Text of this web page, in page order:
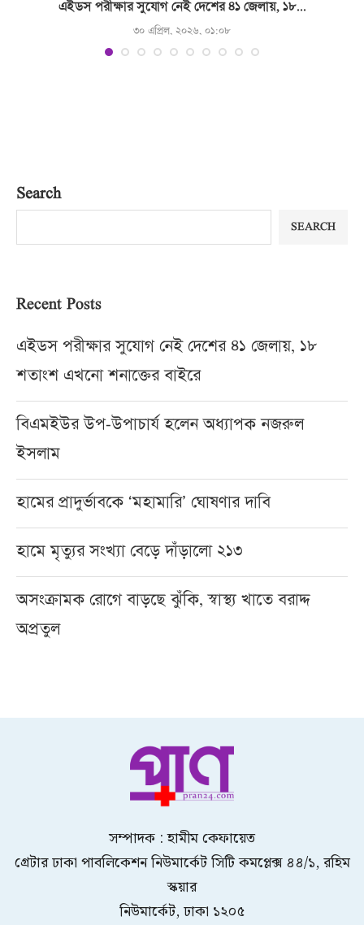
এইডস পরীক্ষার সুযোগ নেই দেশের ৪১ জেলায়, ১৮...
৩০ এপ্রিল, ২০২৬, ০১:০৮
Search
SEARCH
Recent Posts
এইডস পরীক্ষার সুযোগ নেই দেশের ৪১ জেলায়, ১৮
শতাংশ এখনো শনাক্তের বাইরে
বিএমইউর উপ-উপাচার্য হলেন অধ্যাপক নজরুল
ইসলাম
হামের প্রাদুর্ভাবকে ‘মহামারি’ ঘোষণার দাবি
হামে মৃত্যুর সংখ্যা বেড়ে দাঁড়ালো ২১৩
অসংক্রামক রোগে বাড়ছে ঝুঁকি, স্বাস্থ্য খাতে বরাদ্দ
অপ্রতুল
সম্পাদক : হামীম কেফায়েত
গ্রেটার ঢাকা পাবলিকেশন নিউমার্কেট সিটি কমপ্লেক্স ৪৪/১, রহিম
স্কয়ার
নিউমার্কেট, ঢাকা ১২০৫